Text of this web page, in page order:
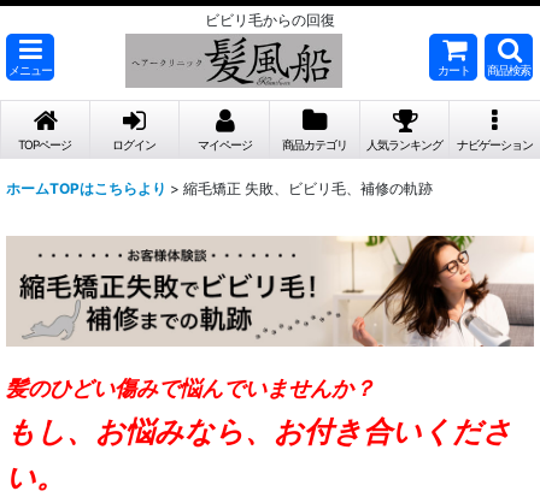
ビビリ毛からの回復
メニュー カート 商品検索
TOPページ ログイン マイページ 商品カテゴリ 人気ランキング ナビゲーション
ホームTOPはこちらより > 縮毛矯正 失敗、ビビリ毛、補修の軌跡
髪のひどい傷みで悩んでいませんか？
もし、お悩みなら、お付き合いくださ
い。